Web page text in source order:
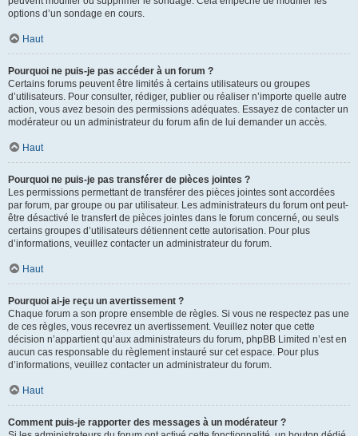
options d’un sondage en cours.
Haut
Pourquoi ne puis-je pas accéder à un forum ?
Certains forums peuvent être limités à certains utilisateurs ou groupes
d’utilisateurs. Pour consulter, rédiger, publier ou réaliser n’importe quelle autre
action, vous avez besoin des permissions adéquates. Essayez de contacter un
modérateur ou un administrateur du forum afin de lui demander un accès.
Haut
Pourquoi ne puis-je pas transférer de pièces jointes ?
Les permissions permettant de transférer des pièces jointes sont accordées
par forum, par groupe ou par utilisateur. Les administrateurs du forum ont peut-
être désactivé le transfert de pièces jointes dans le forum concerné, ou seuls
certains groupes d’utilisateurs détiennent cette autorisation. Pour plus
d’informations, veuillez contacter un administrateur du forum.
Haut
Pourquoi ai-je reçu un avertissement ?
Chaque forum a son propre ensemble de règles. Si vous ne respectez pas une
de ces règles, vous recevrez un avertissement. Veuillez noter que cette
décision n’appartient qu’aux administrateurs du forum, phpBB Limited n’est en
aucun cas responsable du règlement instauré sur cet espace. Pour plus
d’informations, veuillez contacter un administrateur du forum.
Haut
Comment puis-je rapporter des messages à un modérateur ?